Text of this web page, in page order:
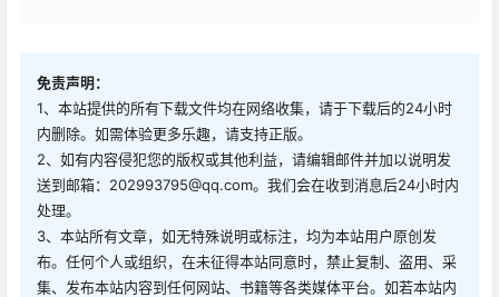
免责声明：
1、本站提供的所有下载文件均在网络收集，请于下载后的24小时
内删除。如需体验更多乐趣，请支持正版。
2、如有内容侵犯您的版权或其他利益，请编辑邮件并加以说明发
送到邮箱：202993795@qq.com。我们会在收到消息后24小时内
处理。
3、本站所有文章，如无特殊说明或标注，均为本站用户原创发
布。任何个人或组织，在未征得本站同意时，禁止复制、盗用、采
集、发布本站内容到任何网站、书籍等各类媒体平台。如若本站内